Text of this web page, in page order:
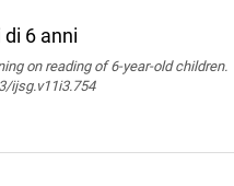
6 anni
on reading of 6-year-old children.
ijsg.v11i3.754